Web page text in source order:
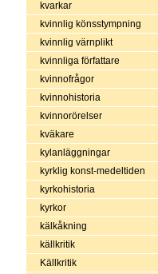
kvarkar
kvinnlig könsstympning
kvinnlig värnplikt
kvinnliga författare
kvinnofrågor
kvinnohistoria
kvinnorörelser
kväkare
kylanläggningar
kyrklig konst-medeltiden
kyrkohistoria
kyrkor
kälkåkning
källkritik
Källkritik